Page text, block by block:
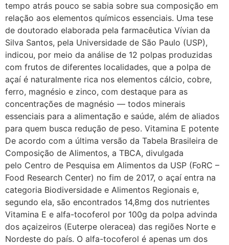
tempo atrás pouco se sabia sobre sua composição em
relação aos elementos químicos essenciais. Uma tese
de doutorado elaborada pela farmacêutica Vívian da
Silva Santos, pela Universidade de São Paulo (USP),
indicou, por meio da análise de 12 polpas produzidas
com frutos de diferentes localidades, que a polpa de
açaí é naturalmente rica nos elementos cálcio, cobre,
ferro, magnésio e zinco, com destaque para as
concentrações de magnésio — todos minerais
essenciais para a alimentação e saúde, além de aliados
para quem busca redução de peso. Vitamina E potente
De acordo com a última versão da Tabela Brasileira de
Composição de Alimentos, a TBCA, divulgada
pelo Centro de Pesquisa em Alimentos da USP (FoRC –
Food Research Center) no fim de 2017, o açaí entra na
categoria Biodiversidade e Alimentos Regionais e,
segundo ela, são encontrados 14,8mg dos nutrientes
Vitamina E e alfa-tocoferol por 100g da polpa advinda
dos açaizeiros (Euterpe oleracea) das regiões Norte e
Nordeste do país. O alfa-tocoferol é apenas um dos